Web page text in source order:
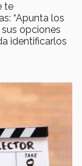
te
“Apunta los
opciones
identificarlos